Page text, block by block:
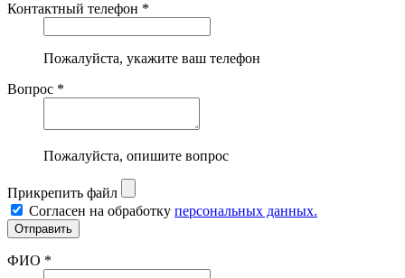
Контактный телефон *
Пожалуйста, укажите ваш телефон
Вопрос *
Пожалуйста, опишите вопрос
Прикрепить файл
Согласен на обработку персональных данных.
ФИО *